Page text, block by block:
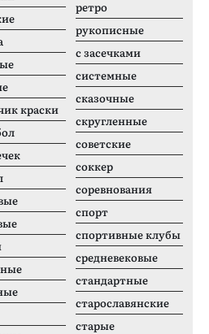
2 шрифтов
краски
ретро
рукописные
с засечками
системные
сказочные
скругленные
советские
соккер
соревнования
спорт
спортивные клубы
средневековые
стандартные
старославянские
старые